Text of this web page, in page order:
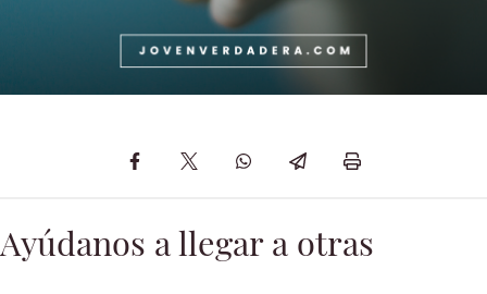
Ayúdanos a llegar a otras